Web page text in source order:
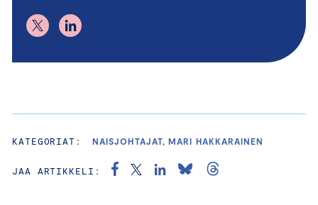
KATEGORIAT: NAISJOHTAJAT, MARI HAKKARAINEN
JAA ARTIKKELI: